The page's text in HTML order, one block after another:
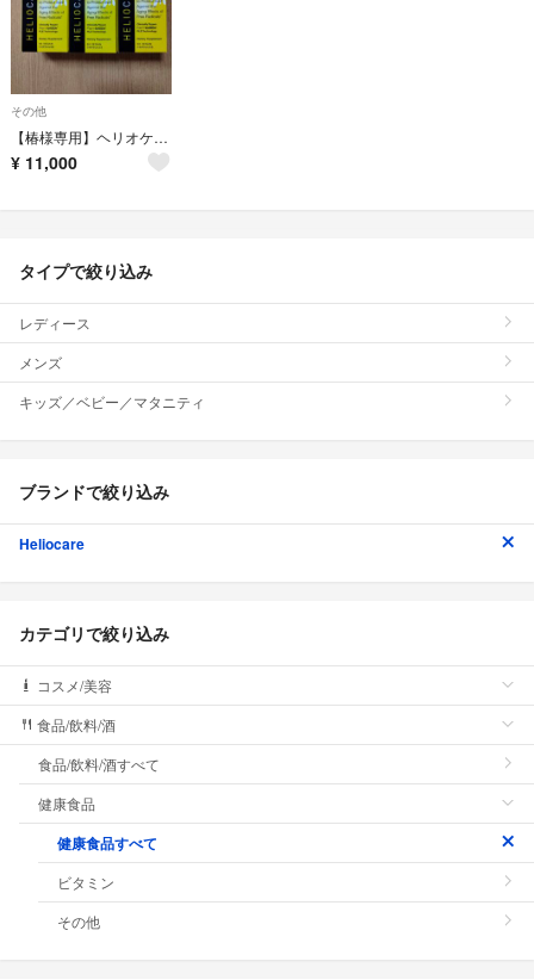
その他
【椿様専用】ヘリオケア 日焼け止め 飲む日焼け止め
¥ 11,000
タイプで絞り込み
レディース
メンズ
キッズ／ベビー／マタニティ
ブランドで絞り込み
Heliocare
カテゴリで絞り込み
コスメ/美容
食品/飲料/酒
食品/飲料/酒すべて
健康食品
健康食品すべて
ビタミン
その他